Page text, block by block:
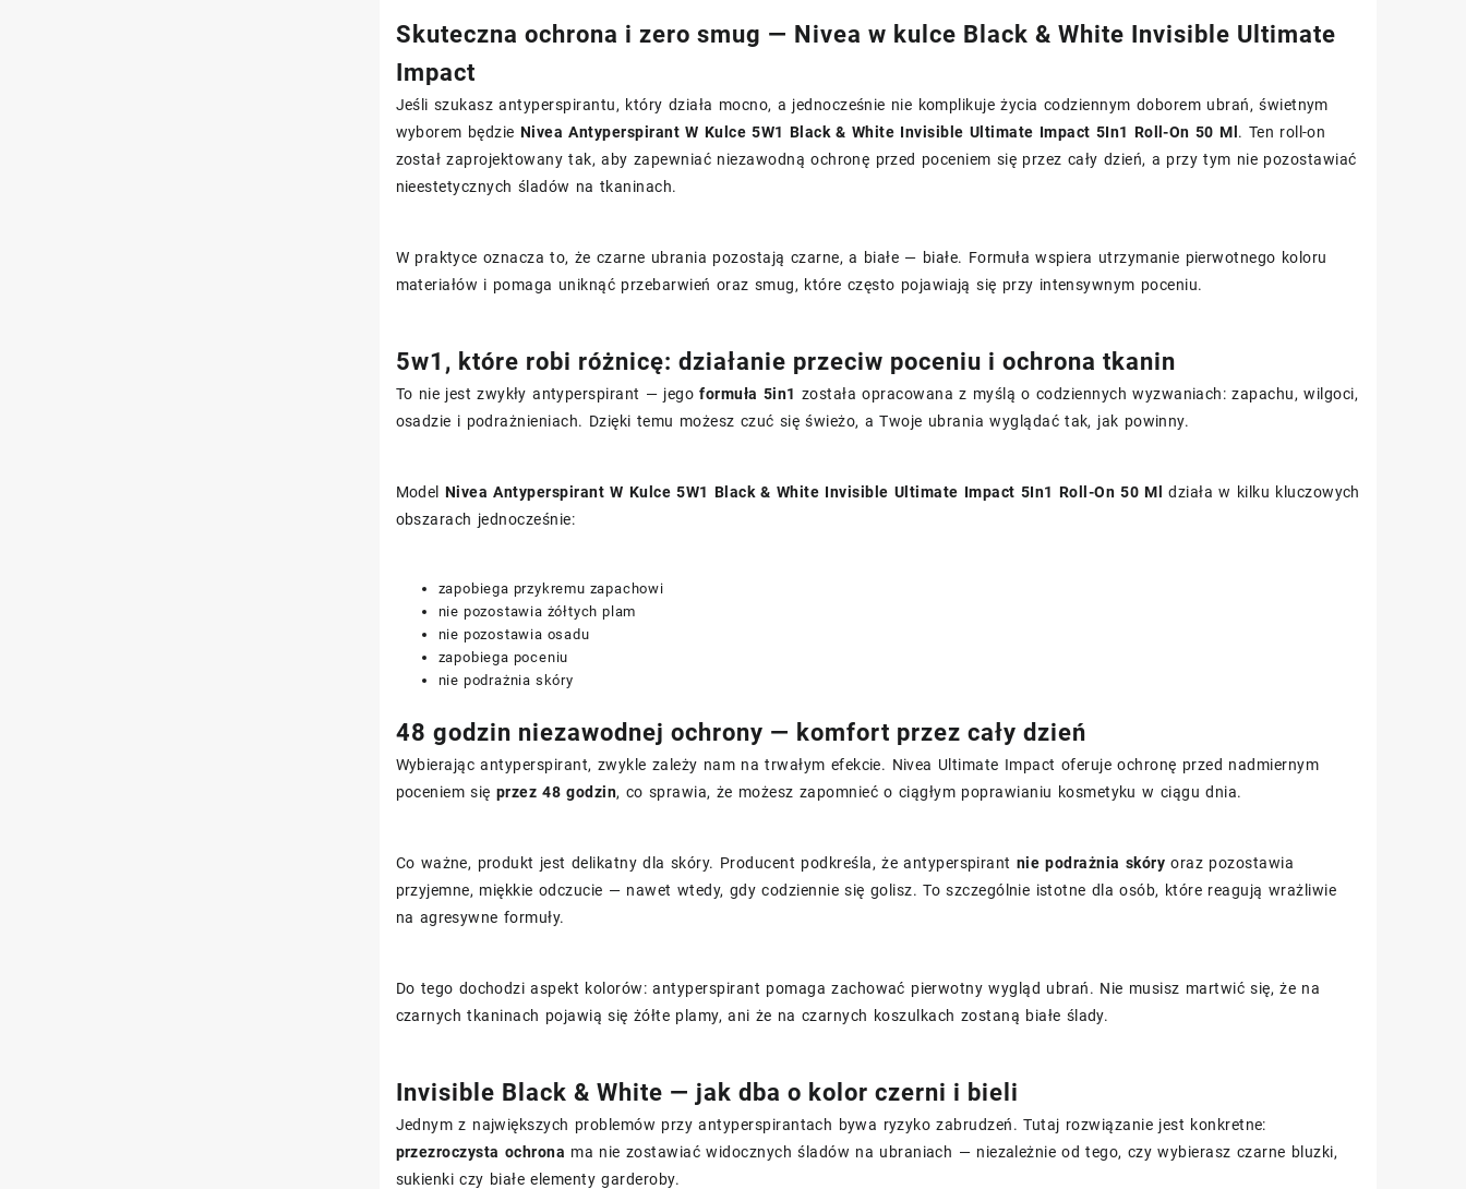
Skuteczna ochrona i zero smug — Nivea w kulce Black & White Invisible Ultimate
Impact
Jeśli szukasz antyperspirantu, który działa mocno, a jednocześnie nie komplikuje życia codziennym doborem ubrań, świetnym
wyborem będzie Nivea Antyperspirant W Kulce 5W1 Black & White Invisible Ultimate Impact 5In1 Roll-On 50 Ml . Ten roll-on
został zaprojektowany tak, aby zapewniać niezawodną ochronę przed poceniem się przez cały dzień, a przy tym nie pozostawiać
nieestetycznych śladów na tkaninach.
W praktyce oznacza to, że czarne ubrania pozostają czarne, a białe — białe. Formuła wspiera utrzymanie pierwotnego koloru
materiałów i pomaga uniknąć przebarwień oraz smug, które często pojawiają się przy intensywnym poceniu.
5w1, które robi różnicę: działanie przeciw poceniu i ochrona tkanin
To nie jest zwykły antyperspirant — jegoformuła 5in1 została opracowana z myślą o codziennych wyzwaniach: zapachu, wilgoci,
osadzie i podrażnieniach. Dzięki temu możesz czuć się świeżo, a Twoje ubrania wyglądać tak, jak powinny.
Model Nivea Antyperspirant W Kulce 5W1 Black & White Invisible Ultimate Impact 5In1 Roll-On 50 Ml
działa w kilku kluczowych
obszarach jednocześnie:
zapobiega przykremu zapachowi
nie pozostawia żółtych plam
nie pozostawia osadu
zapobiega poceniu
nie podrażnia skóry
48 godzin niezawodnej ochrony — komfort przez cały dzień
Wybierając antyperspirant, zwykle zależy nam na trwałym efekcie. Nivea Ultimate Impact oferuje ochronę przed nadmiernym
poceniem się przez 48 godzin, co sprawia, że możesz zapomnieć o ciągłym poprawianiu kosmetyku w ciągu dnia.
Co ważne, produkt jest delikatny dla skóry. Producent podkreśla, że antyperspirant nie podrażnia skóry oraz pozostawia
przyjemne, miękkie odczucie — nawet wtedy, gdy codziennie się golisz. To szczególnie istotne dla osób, które reagują wrażliwie
na agresywne formuły.
Do tego dochodzi aspekt kolorów: antyperspirant pomaga zachować pierwotny wygląd ubrań. Nie musisz martwić się, że na
czarnych tkaninach pojawią się żółte plamy, ani że na czarnych koszulkach zostaną białe ślady.
Invisible Black & White — jak dba o kolor czerni i bieli
Jednym z największych problemów przy antyperspirantach bywa ryzyko zabrudzeń. Tutaj rozwiązanie jest konkretne:
przezroczysta ochrona ma nie zostawiać widocznych śladów na ubraniach — niezależnie od tego, czy wybierasz czarne bluzki,
sukienki czy białe elementy garderoby.